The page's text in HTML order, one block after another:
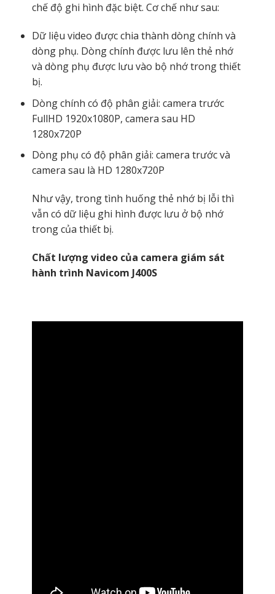
chế độ ghi hình đặc biệt. Cơ chế như sau:
Dữ liệu video được chia thành dòng chính và
dòng phụ. Dòng chính được lưu lên thẻ nhớ
và dòng phụ được lưu vào bộ nhớ trong thiết
bị.
Dòng chính có độ phân giải: camera trước
FullHD 1920x1080P, camera sau HD
1280x720P
Dòng phụ có độ phân giải: camera trước và
camera sau là HD 1280x720P
Như vậy, trong tình huống thẻ nhớ bị lỗi thì
vẫn có dữ liệu ghi hình được lưu ở bộ nhớ
trong của thiết bị.
Chất lượng video của camera giám sát
hành trình Navicom J400S